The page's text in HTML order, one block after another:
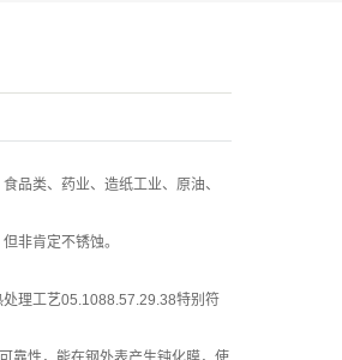
品类、药业、造纸工业、原油、
非肯定不锈蚀。
理工艺05.1088.57.29.38特别符